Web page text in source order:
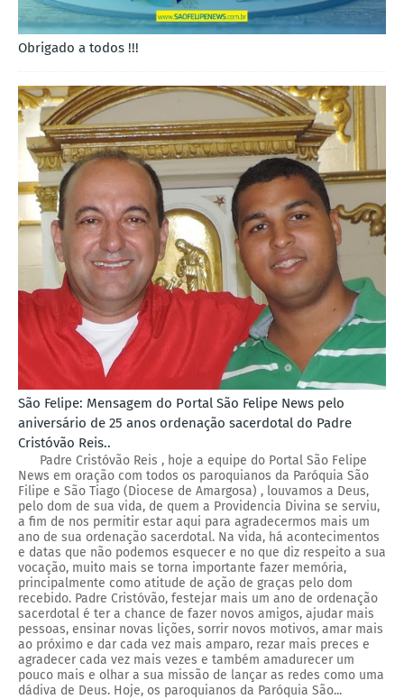
Obrigado a todos !!!
São Felipe: Mensagem do Portal São Felipe News pelo
aniversário de 25 anos ordenação sacerdotal do Padre
Cristóvão Reis..
Padre Cristóvão Reis , hoje a equipe do Portal São Felipe
News em oração com todos os paroquianos da Paróquia São
Filipe e São Tiago (Diocese de Amargosa) , louvamos a Deus,
pelo dom de sua vida, de quem a Providencia Divina se serviu,
a fim de nos permitir estar aqui para agradecermos mais um
ano de sua ordenação sacerdotal. Na vida, há acontecimentos
e datas que não podemos esquecer e no que diz respeito a sua
vocação, muito mais se torna importante fazer memória,
principalmente como atitude de ação de graças pelo dom
recebido. Padre Cristóvão, festejar mais um ano de ordenação
sacerdotal é ter a chance de fazer novos amigos, ajudar mais
pessoas, ensinar novas lições, sorrir novos motivos, amar mais
ao próximo e dar cada vez mais amparo, rezar mais preces e
agradecer cada vez mais vezes e também amadurecer um
pouco mais e olhar a sua missão de lançar as redes como uma
dádiva de Deus. Hoje, os paroquianos da Paróquia São...